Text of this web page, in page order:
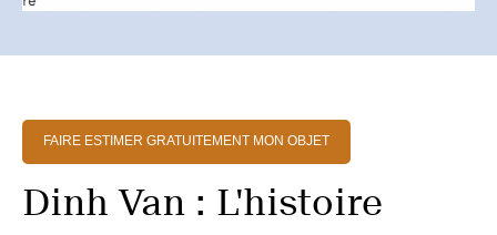
FAIRE ESTIMER GRATUITEMENT MON OBJET
Dinh Van : L'histoire